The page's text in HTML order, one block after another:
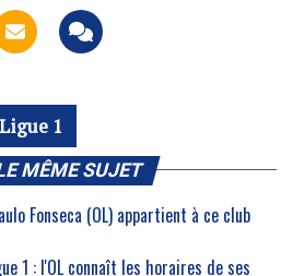
Ligue 1
MÊME SUJET
Fonseca (OL) appartient à ce club
1 : l'OL connaît les horaires de ses